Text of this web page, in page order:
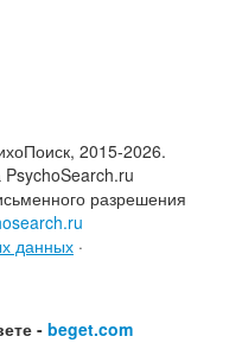
2015-2026.
PsychoSearch.ru
разрешения
данных ·
- beget.com